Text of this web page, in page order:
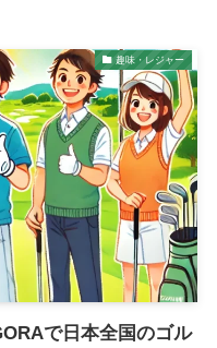
趣味・レジャー
で日本全国のゴル